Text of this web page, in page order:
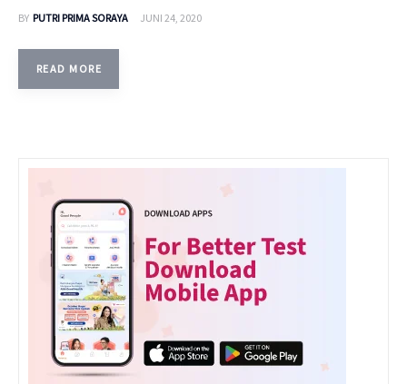
Berita
Layanan
BY PUTRI PRIMA SORAYA JUNI 24, 2020
READ MORE